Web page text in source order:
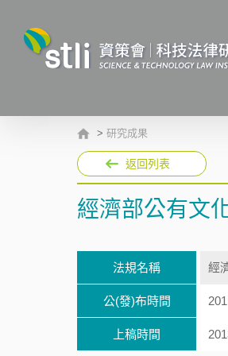
> 研究成果
返回列表
經濟部公有文
法規名稱 經
公(發)布時間
上稿時間